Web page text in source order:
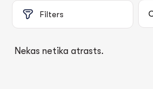
Filters
Nekas netika atrasts.